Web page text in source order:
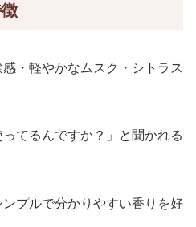
・軽やかなムスク・シトラス
てるんですか？」と聞かれる
プルで分かりやすい香りを好